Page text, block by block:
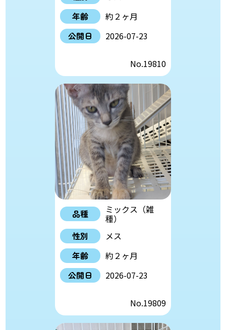
年齢
約２ヶ月
公開日
2026-07-23
No.19810
品種 ミックス（雑
種）
性別
メス
年齢
約２ヶ月
公開日
2026-07-23
No.19809